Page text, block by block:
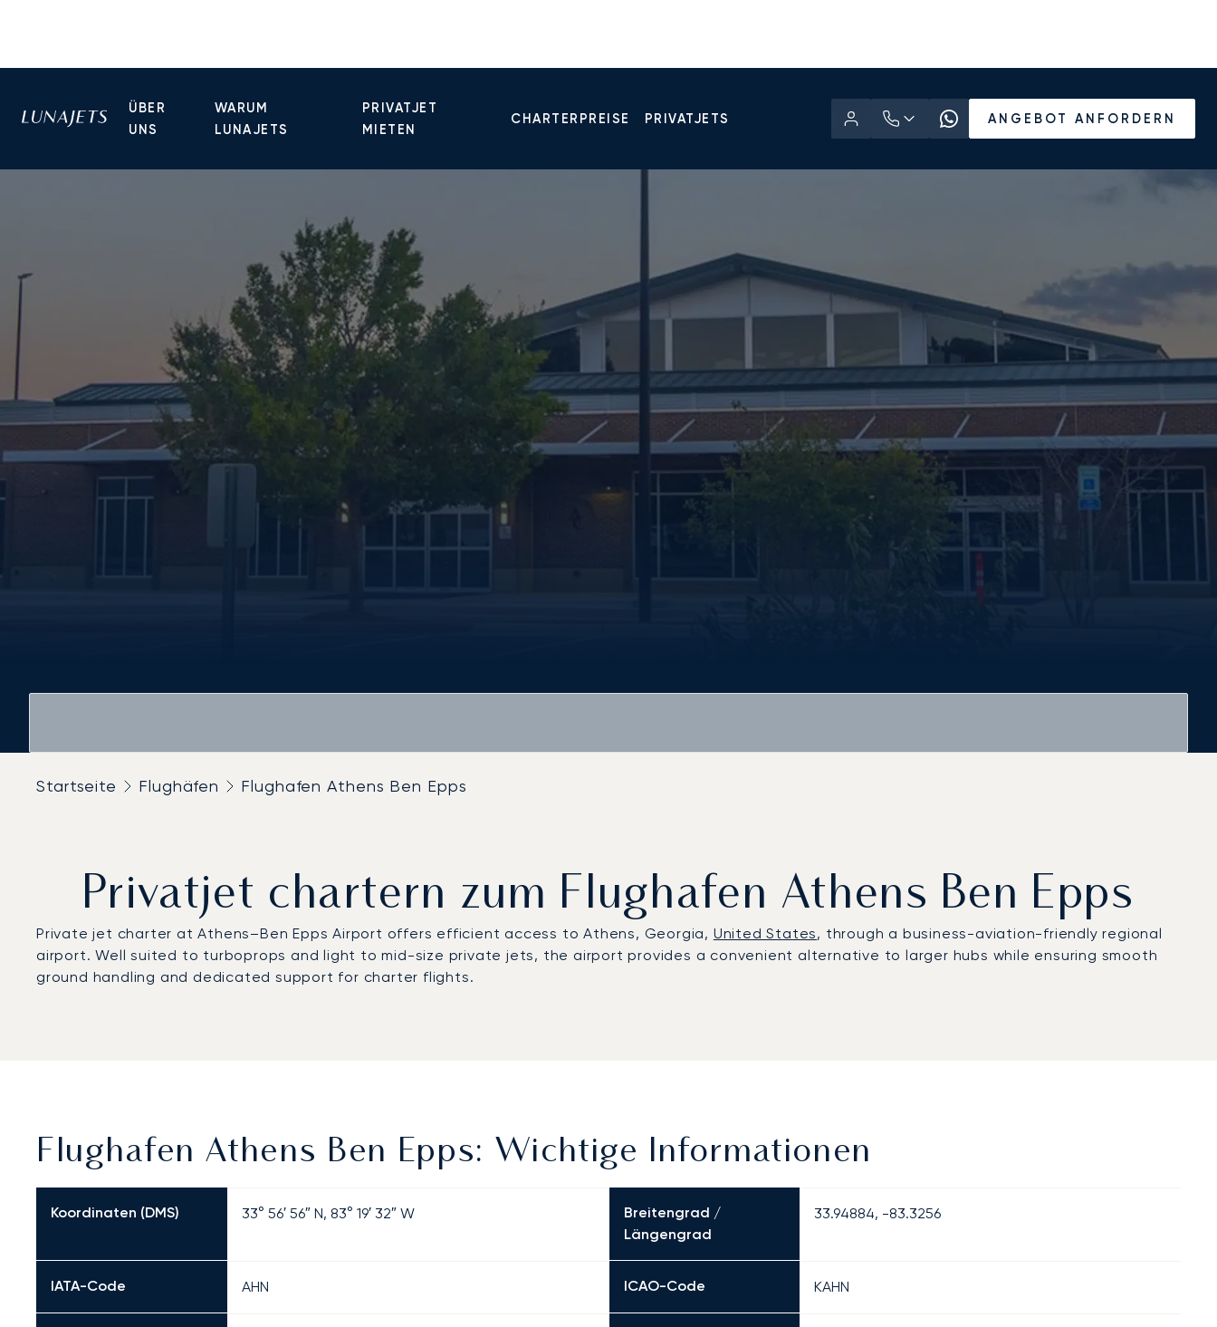
ÜBER
UNS
WARUM
LUNAJETS
PRIVATJET
MIETEN
CHARTERPREISE PRIVATJETS ANGEBOT ANFORDERN
Startseite Flughäfen Flughafen Athens Ben Epps
Privatjet chartern zum Flughafen Athens Ben Epps
Private jet charter at Athens–Ben Epps Airport offers efficient access to Athens, Georgia, United States, through a business-aviation-friendly regional
airport. Well suited to turboprops and light to mid-size private jets, the airport provides a convenient alternative to larger hubs while ensuring smooth
ground handling and dedicated support for charter flights.
Flughafen Athens Ben Epps: Wichtige Informationen
Koordinaten (DMS) 33° 56′ 56″ N, 83° 19′ 32″ W
Breitengrad /
Längengrad
33.94884, -83.3256
IATA-Code AHN ICAO-Code KAHN